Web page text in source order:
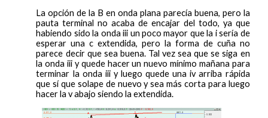
La opción de la B en onda plana parecía buena, pero la
pauta terminal no acaba de encajar del todo, ya que
habiendo sido la onda iii un poco mayor que la i sería de
esperar una c extendida, pero la forma de cuña no
parece decir que sea buena. Tal vez sea que se siga en
la onda iii y quede hacer un nuevo mínimo mañana para
terminar la onda iii y luego quede una iv arriba rápida
que sí que solape de nuevo y sea más corta para luego
hacer la v abajo siendo la extendida.